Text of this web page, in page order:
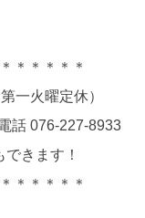
＊＊＊＊＊
一火曜定休）
話 076-227-8933
きます！
＊＊＊＊＊